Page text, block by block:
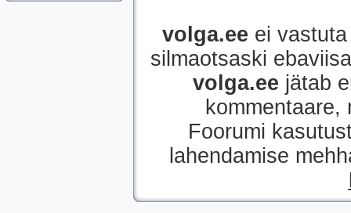
volga.ee ei
silmaotsaski
volga.ee jätab
Foorumi
lahendamise